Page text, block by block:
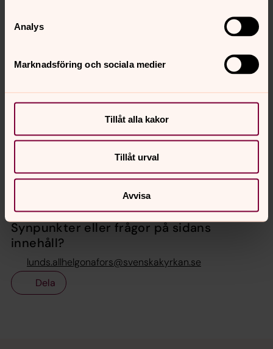
Analys
Marknadsföring och sociala medier
Tillåt alla kakor
Tillåt urval
Avvisa
Foto: Okänd
Senast ändrad 12 november 2025
Synpunkter eller frågor på sidans
innehåll?
lunds.allhelgonafors@svenskakyrkan.se
Dela